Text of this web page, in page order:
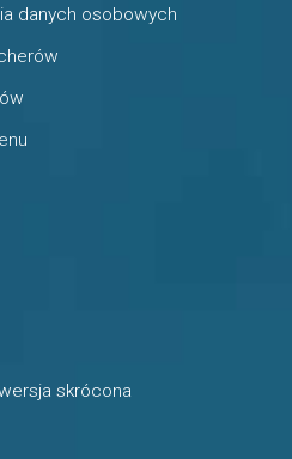
danych osobowych
skrócona